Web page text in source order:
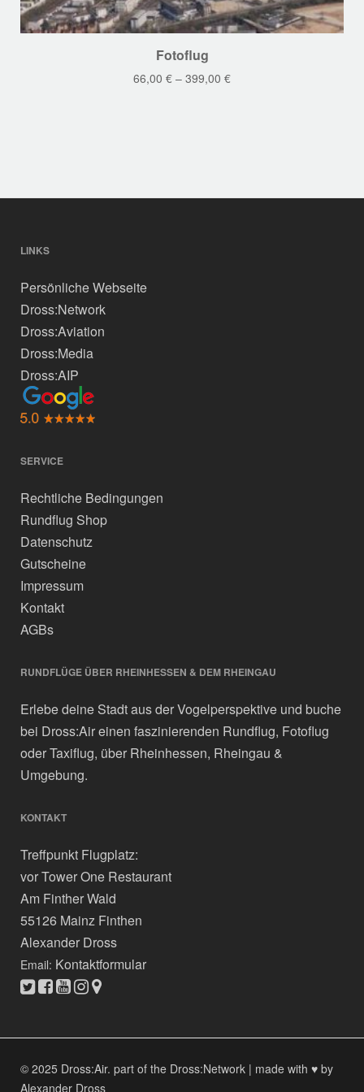
Produkt
weist
Fotoflug
66,00 € – 399,00 €
LINKS
Persönliche Webseite
Dross:Network
Dross:Aviation
Dross:Media
Dross:AIP
SERVICE
Rechtliche Bedingungen
Rundflug Shop
Datenschutz
Gutscheine
Impressum
Kontakt
AGBs
RUNDFLÜGE ÜBER RHEINHESSEN & DEM RHEINGAU
Erlebe deine Stadt aus der Vogelperspektive und buche
bei Dross:Air einen faszinierenden Rundflug, Fotoflug
oder Taxiflug, über Rheinhessen, Rheingau &
Umgebung.
KONTAKT
Treffpunkt Flugplatz:
vor Tower One Restaurant
Am Finther Wald
55126 Mainz Finthen
Alexander Dross
Email: Kontaktformular
© 2025 Dross:Air. part of the Dross:Network | made with ♥ by
Alexander Dross